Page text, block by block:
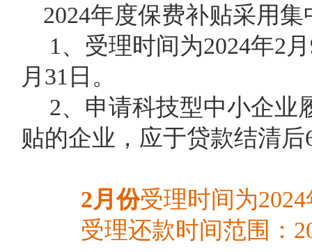
2024年度保费补贴采用
1、受理时间为2024年2月
月 31 日。
2、申请科技型中小企业
贴的企业，应于贷款结清后
2月份受理时间为
受理还款时间范围：